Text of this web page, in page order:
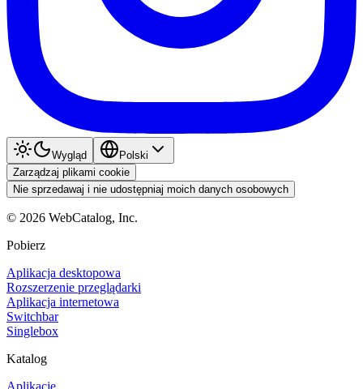
Wygląd
Polski
Zarządzaj plikami cookie
Nie sprzedawaj i nie udostępniaj moich danych osobowych
© 2026 WebCatalog, Inc.
Pobierz
Aplikacja desktopowa
Rozszerzenie przeglądarki
Aplikacja internetowa
Switchbar
Singlebox
Katalog
Aplikacje